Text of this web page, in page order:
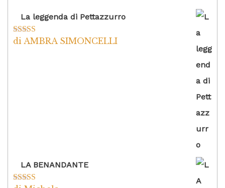
La leggenda di Pettazzurro
Valutato5su
di AMBRA SIMONCELLI
LA BENANDANTE